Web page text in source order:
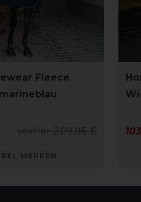
Fleece
vorher 209,95 €
MERKEN